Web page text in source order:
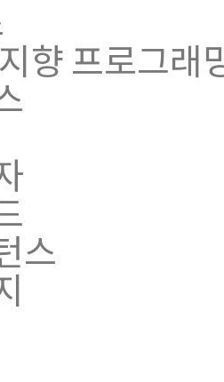
향 프로그래
스